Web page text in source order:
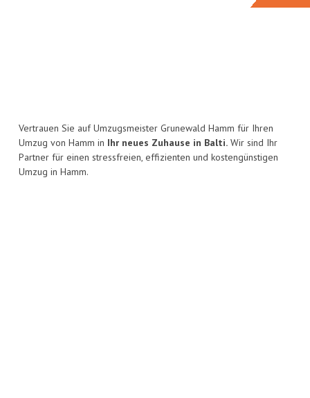
Vertrauen Sie auf Umzugsmeister Grunewald Hamm für Ihren
Umzug von Hamm in Ihr neues Zuhause in Balti. Wir sind Ihr
Partner für einen stressfreien, effizienten und kostengünstigen
Umzug in Hamm.